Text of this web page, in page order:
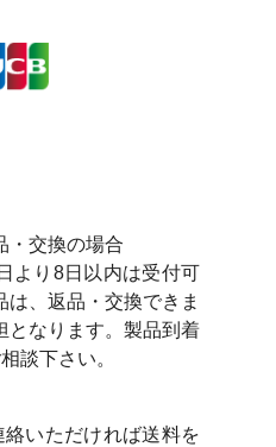
・交換の場合
より8日以内は受付可
、返品・交換できま
となります。製品到着
談下さい。
いただければ送料を